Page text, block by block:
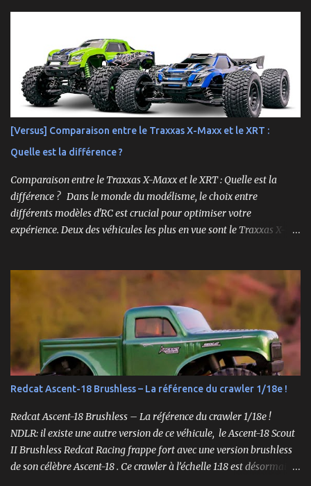
qui font de cette machine bien plus qu'un simple bolide. Un Modèle,
Deux Philosophies : Le Choix Entre "Prêt à Rouler" et "À
Personnaliser" Rlaarlo propose la XTS-S10 en deux versions
distinctes, une décision brillante qui s'adresse à l'ensemble de la
communauté RC. D'un côté, la version RTR (Ready to Run),
complète et prête à l'emploi. De l'autre, la version "Roller", un
châssis presque assemblé mais livré sans aucune électronique : ni
moteur, ni servo, ni ESC, ni batterie. ...
[Versus] Comparaison entre le Traxxas X-Maxx et le XRT :
Quelle est la différence ?
Comparaison entre le Traxxas X-Maxx et le XRT : Quelle est la
différence ? Dans le monde du modélisme, le choix entre
différents modèles d'RC est crucial pour optimiser votre
expérience. Deux des véhicules les plus en vue sont le Traxxas X-
différentes. Cet article explore en profondeur les principales
différences entre le X-Maxx et le XRT. Design et Structure Le design
est souvent la première chose que l'on remarque chez un véhicule
RC. Le X-Maxx est un monster truck, tandis que le XRT est un
truggy. Cela se traduit par des différences de taille et de forme. Le
X-Maxx est plus large et plus haut, ce qui lui confère une meilleure
capacité à surmonter les terrains difficiles. 🛒 Voir le Traxxas X-
Maxx VXL sur Amazon Le XRT , quant à lui, est conçu pour la
vitesse et la maniabilité sur des surfaces plus planes. Sa conception
plus étroite et plus bass...
Redcat Ascent-18 Brushless – La référence du crawler 1/18e !
Redcat Ascent-18 Brushless – La référence du crawler 1/18e !
NDLR: il existe une autre version de ce véhicule, le Ascent-18 Scout
II Brushless Redcat Racing frappe fort avec une version brushless
de son célèbre Ascent-18 . Ce crawler à l’échelle 1:18 est désormais